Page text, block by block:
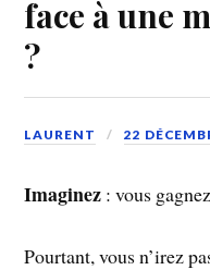
face à une
?
LAURENT 22
Imaginez : vous
Pourtant, vous n’irez